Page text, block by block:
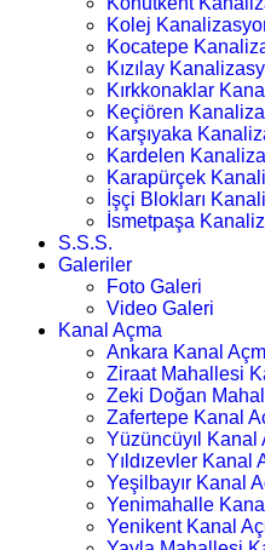
Kolej
Kocatepe
Kızılay
Kırkkonaklar
Keçiören
Karşıyaka
Kardelen
Karapürçek
İşçi Blokları
İsmetpaşa
S.S.S.
Galeriler
Foto Galeri
Video Galeri
Kanal Açma
Ankara Kanal
Ziraat Mahallesi
Zeki Doğan
Zafertepe Kanal
Yüzüncüyıl Kanal
Yıldızevler Kanal
Yeşilbayır Kanal
Yenimahalle
Yenikent Kanal